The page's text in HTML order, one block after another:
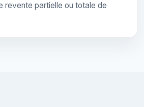
revente partielle ou totale de